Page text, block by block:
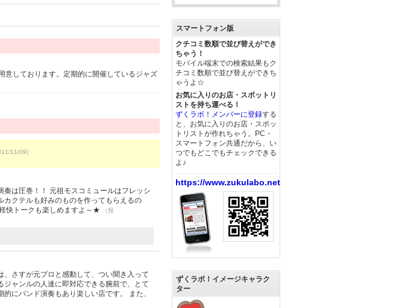
意しております。定期的に開催しているジャズ
11/09)
は圧巻！！ 元祖モスコミュールはフレッシ
クテルも好みのものを作ってもらえるの
快トークも楽しめますよ～★
（投
さすが元プロと感動して、つい聞き入って
ャンルの人達に即対応できる腕前で、とて
にバンド演奏もあり楽しい店です。 また、
スマートフォン版
クチコミ数順で並び替えができ
ちゃう！
モバイル端末での検索結果もク
チコミ数順で並び替えができち
ゃうよ☆
お気に入りのお店・スポットリ
ストを持ち運べる！
ずくラボ！メンバーに登録する
と、お気に入りのお店・スポッ
トリストが作れちゃう。PC・
スマートフォン共通だから、い
つでもどこでもチェックできる
よ♪
https://www.zukulabo.net/
ずくラボ！イメージキャラク
ター